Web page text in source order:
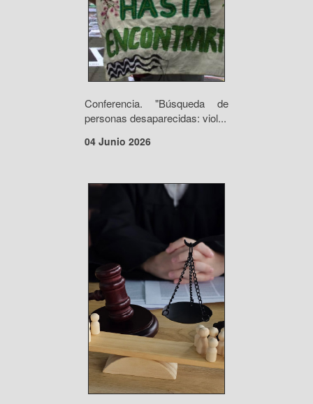
Conferencia. "Búsqueda de
personas desaparecidas: viol...
04 Junio 2026